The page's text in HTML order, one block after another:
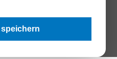
1.500,-.
leasen und das